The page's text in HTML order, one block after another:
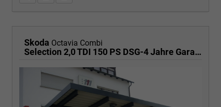
Skoda Octavia Combi
Selection 2,0 TDI 150 PS DSG-4 Jahre Garantie-PDC vorne und hinten-Sitzheizung-Smart Link